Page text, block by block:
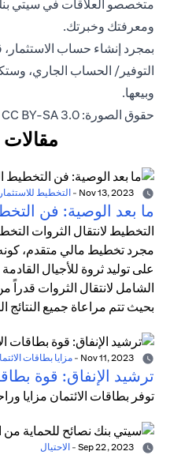
متخصصو العلاقات في سيتي
ومعرفتك وخبرتك.
بمجرد إنشاء حساب
التوفير/ الحساب الجاري،
وبيعها.
حقوق الصورة: CC BY-SA 3.0 بواسطة Nick Youngson
- التخطيط للاستثمار
ما بعد الوصية: فن
التخطيط لانتقال الثروات
مجرد تخطيط مالي متقدم،
على توليد ثروة للأجيال
الشامل لانتقال الثروات قدراً
بحيث تتم مراعاة جميع النتائج
-مزايا بطاقات
ترشيد الإنفاق: قوة
توفر بطاقات الائتمان مزايا
- الاحتيال